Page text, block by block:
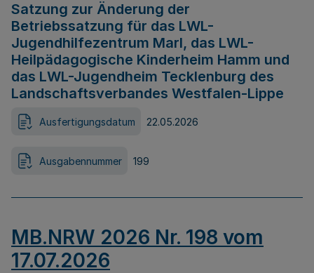
Satzung zur Änderung der
Betriebssatzung für das LWL-
Jugendhilfezentrum Marl, das LWL-
Heilpädagogische Kinderheim Hamm und
das LWL-Jugendheim Tecklenburg des
Landschaftsverbandes Westfalen-Lippe
Ausfertigungsdatum 22.05.2026
Ausgabennummer 199
MB.NRW 2026 Nr. 198 vom
17.07.2026